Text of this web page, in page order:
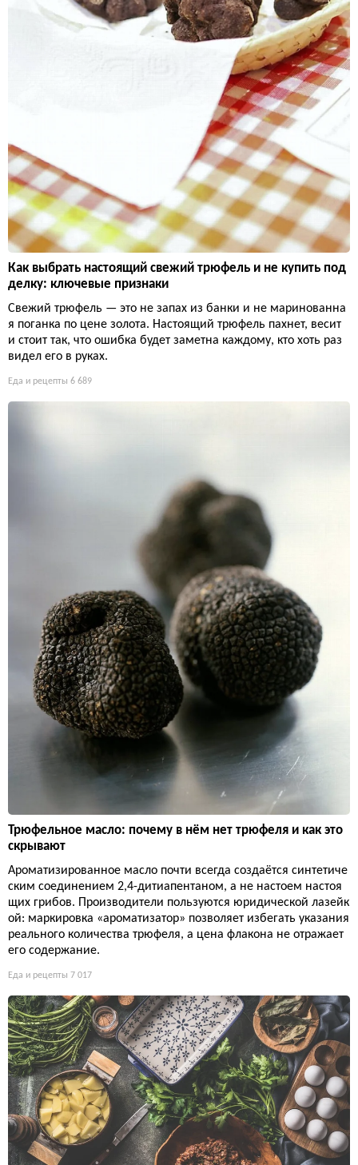
Как выбрать настоящий свежий трюфель и не купить под
делку: ключевые признаки
Свежий трюфель — это не запах из банки и не маринованна
я поганка по цене золота. Настоящий трюфель пахнет, весит
и стоит так, что ошибка будет заметна каждому, кто хоть раз
видел его в руках.
Еда и рецепты 6 689
Трюфельное масло: почему в нём нет трюфеля и как это
скрывают
Ароматизированное масло почти всегда создаётся синтетиче
ским соединением 2,4-дитиапентаном, а не настоем настоя
щих грибов. Производители пользуются юридической лазейк
ой: маркировка «ароматизатор» позволяет избегать указания
реального количества трюфеля, а цена флакона не отражает
его содержание.
Еда и рецепты 7 017